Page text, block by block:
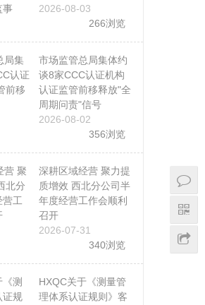
2026-08-03
266浏览
市场监管总局集体约
谈8家CCC认证机构
认证监管前移释放"全
周期问责"信号
2026-08-02
356浏览
深耕区域经营 聚力提
质增效 西北分公司半
年度经营工作会顺利
召开
2026-07-31
340浏览
HXQC关于《测量管
理体系认证规则》客